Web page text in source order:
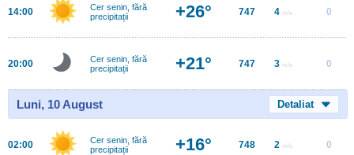
14:00
Cer senin, fără
precipitații
+26° 747 4 m/s 0
20:00
Cer senin, fără
precipitații
+21° 747 3 m/s 0
Luni, 10 August Detaliat
02:00
Cer senin, fără
precipitații
+16° 748 2 m/s 0